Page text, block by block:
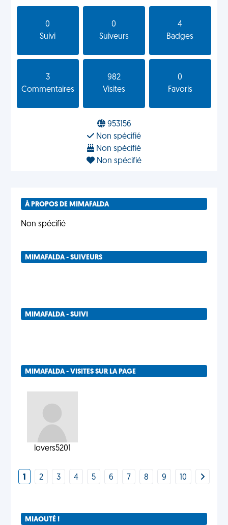
0
Suivi
0
Suiveurs
4
Badges
3
Commentaires
982
Visites
0
Favoris
953156
Non spécifié
Non spécifié
Non spécifié
À PROPOS DE MIMAFALDA
Non spécifié
MIMAFALDA - SUIVEURS
MIMAFALDA - SUIVI
MIMAFALDA - VISITES SUR LA PAGE
lovers5201
1 2 3 4 5 6 7 8 9 10
MIAOUTÉ !